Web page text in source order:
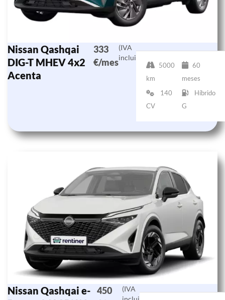
Nissan Qashqai
DIG-T MHEV 4x2
Acenta
333
€/mes
(IVA
incluido)
5000
km
60
meses
140
CV
Híbrido
G
Nissan Qashqai e-
450
(IVA